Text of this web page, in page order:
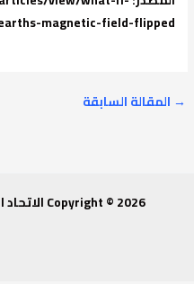
magnetic-field-flipped
→ المقالة السابقة
Copyright © 2026 الاتحاد العربي لعلوم الفضاء والفلك |